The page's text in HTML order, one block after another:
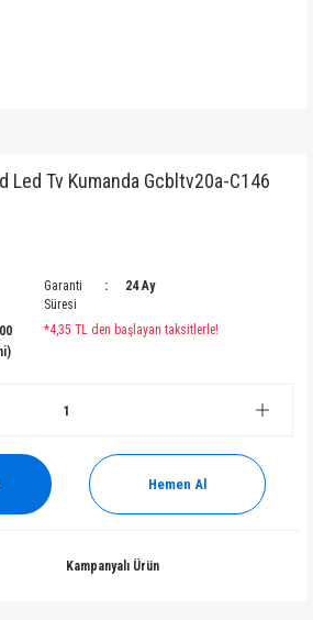
Led Tv Kumanda Gcbltv20a-C146
Garanti
Süresi
24 Ay
*4,35 TL den başlayan taksitlerle!
Hemen Al
Kampanyalı Ürün